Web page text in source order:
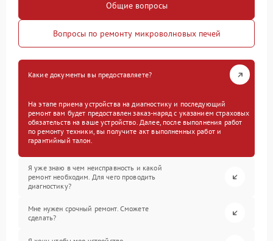
Общие вопросы
Вопросы по ремонту микроволновых печей
Какие документы вы предоставляете?
На этапе приема устройства на диагностику и последующий
ремонт вам будет предоставлен заказ-наряд с указанием страховых
обязательств на ваше устройство. Далее, после выполнения работ
по ремонту техники, вы получите акт выполненных работ и
гарантийный талон.
Я уже знаю в чем неисправность и какой
ремонт необходим. Для чего проводить
диагностику?
Мне нужен срочный ремонт. Сможете
сделать?